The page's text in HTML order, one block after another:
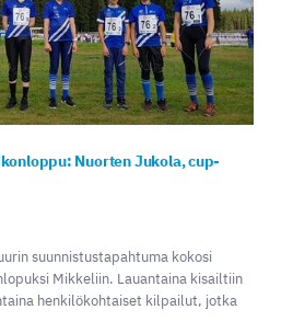
Nuorten Jukola, cup-
suunnistustapahtuma kokosi
Mikkeliin. Lauantaina kisailtiin
henkilökohtaiset kilpailut, jotka